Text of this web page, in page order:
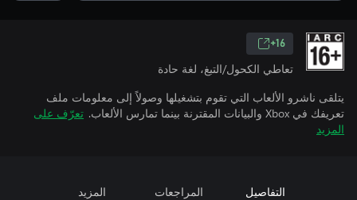
16+
تعاطي الكحول/التبغ، لغة حادة
يتلقى ناشرو الألعاب التي تقوم بتشغيلها وصولاً إلى معلومات ملف
تعريفك في Xbox والبيانات المقترنة بينما تمارس الألعاب.
تعرّف على
المزيد
التفاصيل المراجعات المزيد